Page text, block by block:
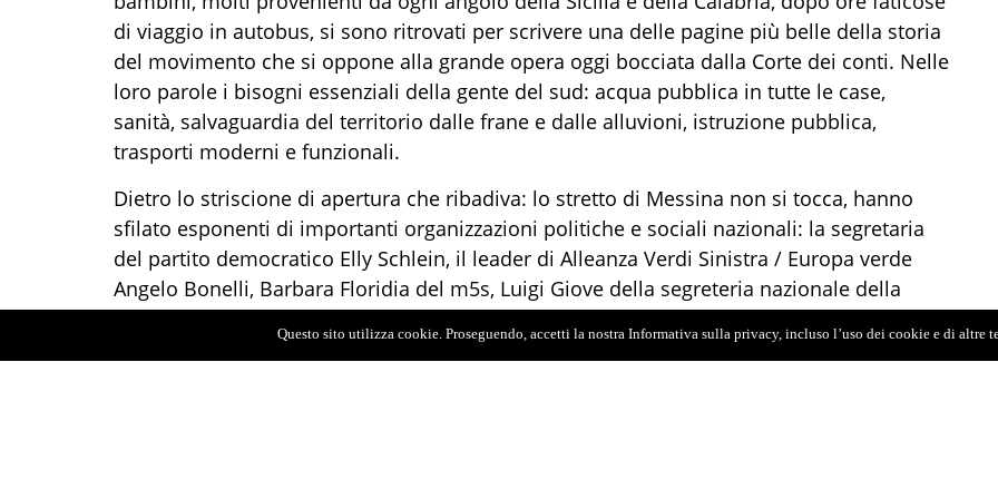
di viaggio in autobus, si sono ritrovati per scrivere una delle pagine più belle della storia
del movimento che si oppone alla grande opera oggi bocciata dalla Corte dei conti. Nelle
loro parole i bisogni essenziali della gente del sud: acqua pubblica in tutte le case,
sanità, salvaguardia del territorio dalle frane e dalle alluvioni, istruzione pubblica,
trasporti moderni e funzionali.
Dietro lo striscione di apertura che ribadiva: lo stretto di Messina non si tocca, hanno
sfilato esponenti di importanti organizzazioni politiche e sociali nazionali: la segretaria
del partito democratico Elly Schlein, il leader di Alleanza Verdi Sinistra / Europa verde
Angelo Bonelli, Barbara Floridia del m5s, Luigi Giove della segreteria nazionale della
CGIL, la sindaca di Villa san Giovanni Giusi Caminiti, l’eurodeputato ed ex sindaco di
Palermo Leoluca Orlando. C’erano anche volti noti dei movimenti messinesi: Renato
Questo sito utilizza cookie. Proseguendo, accetti la nostra Informativa sulla privacy, incluso l’uso dei cookie e di altre